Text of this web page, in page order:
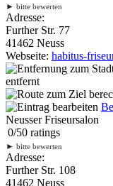
► bitte bewerten
Adresse:
Further Str. 77
41462 Neuss
Webseite: habitus-
entfernt
Neusser Friseursalon
0/50 ratings
► bitte bewerten
Adresse:
Further Str. 108
41462 Neuss